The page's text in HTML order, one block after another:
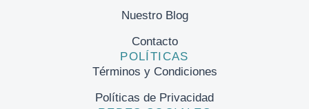
Nuestro Blog
Contacto
POLÍTICAS
Términos y Condiciones
Políticas de Privacidad